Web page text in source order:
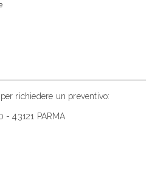
richiedere un preventivo:
- 43121 PARMA